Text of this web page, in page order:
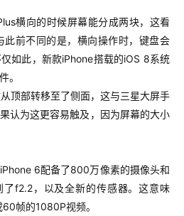
横向的时候屏幕能分成两块，这看
前不同的是，横向操作时，键盘会
如此，新款iPhone搭载的iOS 8系统
。
顶部转移至了侧面，这与三星大屏手
认为这更容易触及，因为屏幕的大小
6配备了800万像素的摄像头和
了f2.2，以及全新的传感器。这意味
帧的1080P视频。